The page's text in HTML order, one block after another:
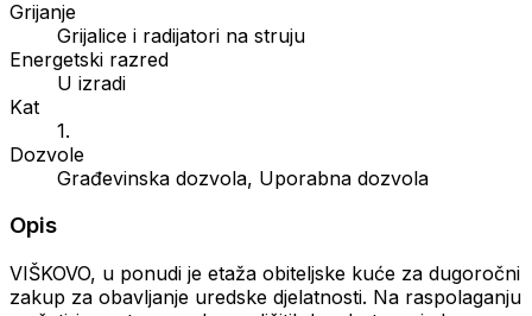
Grijanje
Grijalice i radijatori na struju
Energetski razred
U izradi
Kat
1.
Dozvole
Građevinska dozvola, Uporabna dozvola
Opis
VIŠKOVO, u ponudi je etaža obiteljske kuće za dugoročni
zakup za obavljanje uredske djelatnosti. Na raspolaganju